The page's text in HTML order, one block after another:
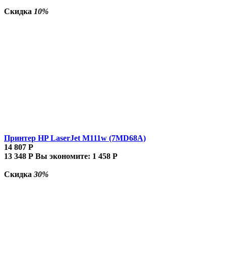
Скидка 10%
Принтер HP LaserJet M111w (7MD68A)
14 807 Р
13 348 Р Вы экономите: 1 458 Р
Скидка 30%